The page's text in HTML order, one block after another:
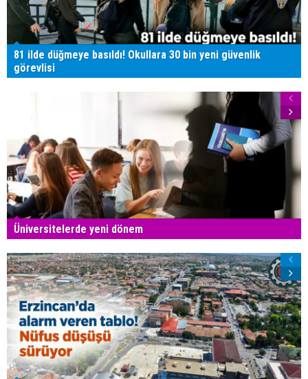
81 ilde düğmeye basıldı! Okullara 30 bin yeni güvenlik
görevlisi
Üniversitelerde yeni dönem